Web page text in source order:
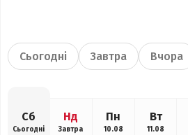
Сьогодні Завтра Вчора
Сб
Сьогодні
Нд
Завтра
Пн
10.08
Вт
11.08